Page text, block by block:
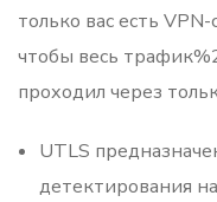
только вас есть
чтобы весь
проходил через
UTLS
детектирования